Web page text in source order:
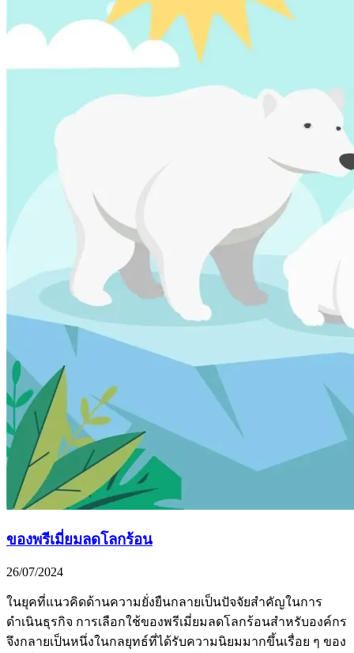
ของพรีเมี่ยมลดโลกร้อน
26/07/2024
ในยุคที่แนวคิดด้านความยั่งยืนกลายเป็นปัจจัยสำคัญในการ
ดำเนินธุรกิจ การเลือกใช้ของพรีเมี่ยมลดโลกร้อนสำหรับองค์กร
จึงกลายเป็นหนึ่งในกลยุทธ์ที่ได้รับความนิยมมากขึ้นเรื่อย ๆ ของ